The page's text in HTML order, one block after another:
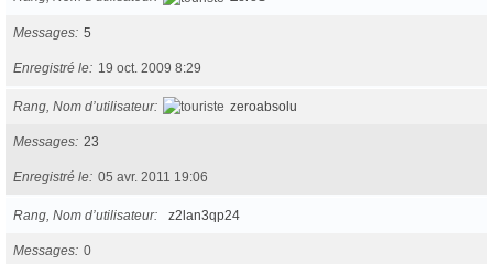
Messages 5
Enregistré le 19 oct. 2009 8:29
Rang, Nom d’utilisateur zeroabsolu
Messages 23
Enregistré le 05 avr. 2011 19:06
Rang, Nom d’utilisateur z2lan3qp24
Messages 0